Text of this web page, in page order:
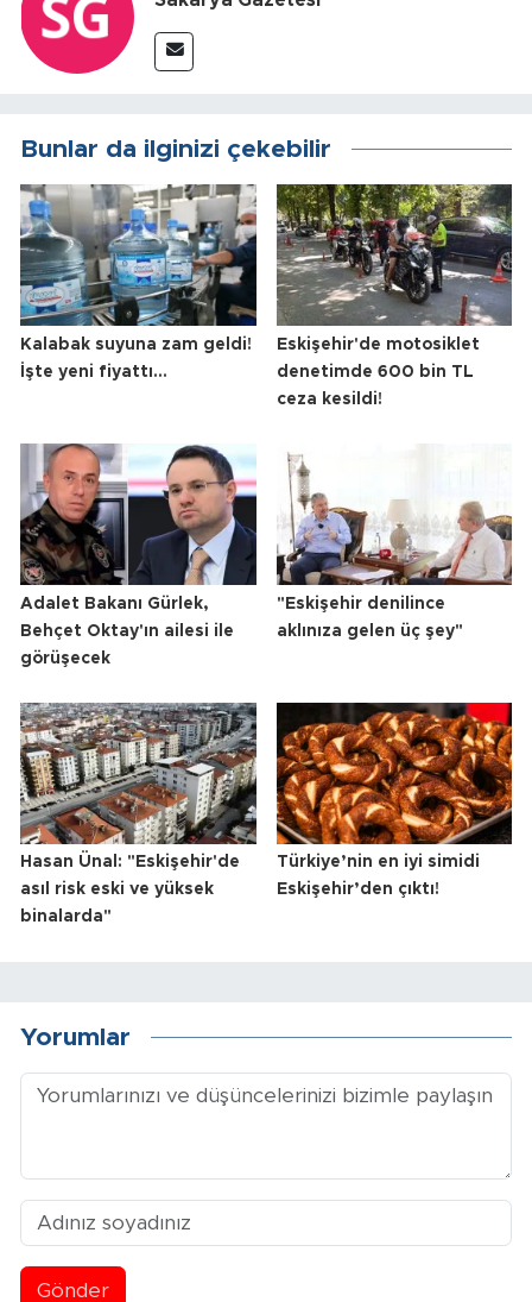
Bunlar da ilginizi çekebilir
Kalabak suyuna zam geldi!
İşte yeni fiyattı...
Eskişehir'de motosiklet
denetimde 600 bin TL
ceza kesildi!
Adalet Bakanı Gürlek,
Behçet Oktay'ın ailesi ile
görüşecek
"Eskişehir denilince
aklınıza gelen üç şey"
Hasan Ünal: "Eskişehir'de
asıl risk eski ve yüksek
binalarda"
Türkiye’nin en iyi simidi
Eskişehir’den çıktı!
Yorumlar
Gönder